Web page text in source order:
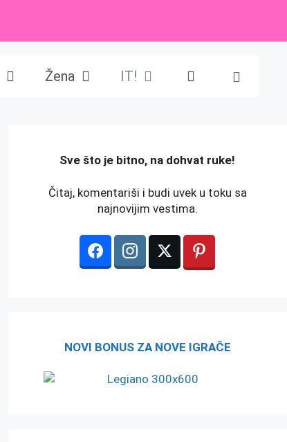
Žena IT!
️Sve što je bitno, na dohvat ruke!
Čitaj, komentariši i budi uvek u toku sa
najnovijim vestima.
NOVI BONUS ZA NOVE IGRAČE